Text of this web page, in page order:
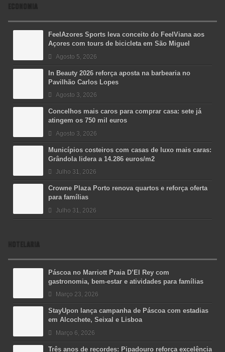
ECONOMIA
FeelAzores Sports leva conceito do FeelViana aos
Açores com tours de bicicleta em São Miguel
Agosto 5, 2026
In Beauty 2026 reforça aposta na barbearia no
Pavilhão Carlos Lopes
Agosto 3, 2026
Concelhos mais caros para comprar casa: sete já
atingem os 750 mil euros
Agosto 3, 2026
Municípios costeiros com casas de luxo mais caras:
Grândola lidera a 14.286 euros/m2
Julho 31, 2026
Crowne Plaza Porto renova quartos e reforça oferta
para famílias
Julho 31, 2026
HOTELARIA
Páscoa no Marriott Praia D’El Rey com
gastronomia, bem-estar e atividades para famílias
Março 23, 2026
StayUpon lança campanha de Páscoa com estadias
em Alcochete, Seixal e Lisboa
Março 6, 2026
Três anos de recordes: Pipadouro reforça excelência